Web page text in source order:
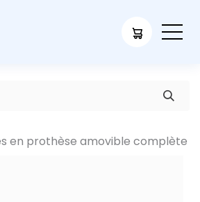
en prothèse amovible complète